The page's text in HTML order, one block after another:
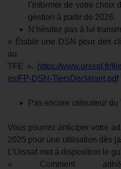
l’informer de votre choix
gestion à partir de 2026.
N’hésitez pas à lui
« Établir une DSN pour des
au
TFE ».
https://www.urssaf.fr/
es/FP-DSN-TiersDeclarant.pdf
Pas encore utilisateur du
Vous pourrez anticiper votre
2025 pour une utilisation dès
L’Urssaf met à disposition le
« Comment